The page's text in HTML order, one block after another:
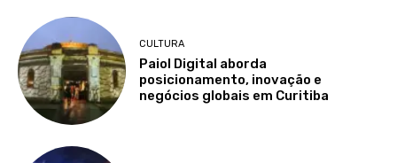
CULTURA
Paiol Digital aborda
posicionamento, inovação e
negócios globais em Curitiba